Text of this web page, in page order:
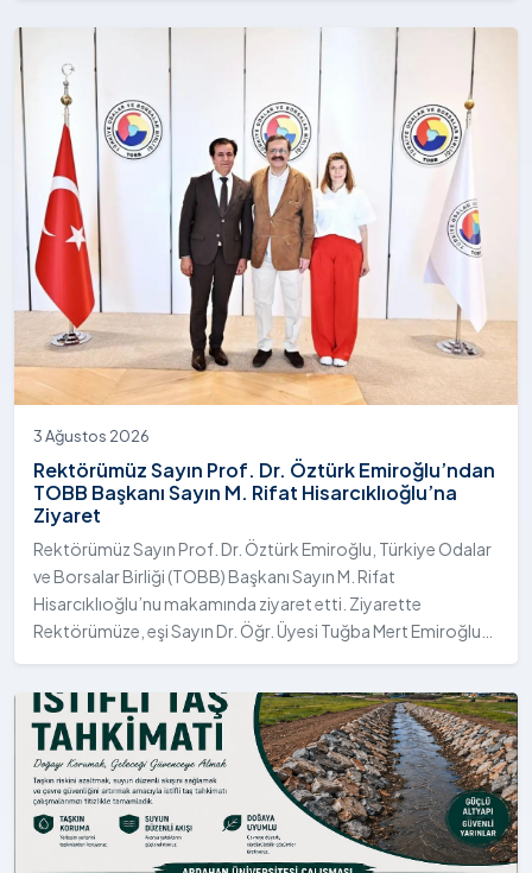
3 Ağustos 2026
Rektörümüz Sayın Prof. Dr. Öztürk Emiroğlu’ndan
TOBB Başkanı Sayın M. Rifat Hisarcıklıoğlu’na
Ziyaret
Rektörümüz Sayın Prof. Dr. Öztürk Emiroğlu, Türkiye Odalar
ve Borsalar Birliği (TOBB) Başkanı Sayın M. Rifat
Hisarcıklıoğlu’nu makamında ziyaret etti. Ziyarette
Rektörümüze, eşi Sayın Dr. Öğr. Üyesi Tuğba Mert Emiroğlu